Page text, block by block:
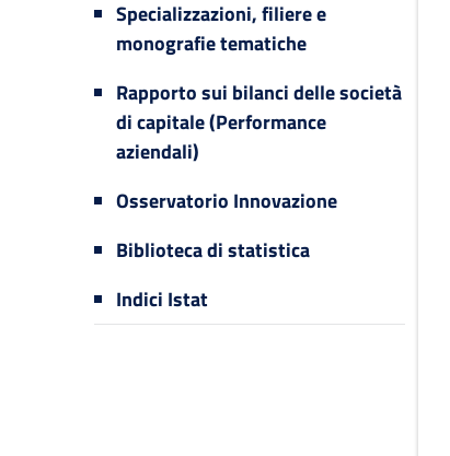
Specializzazioni, filiere e
monografie tematiche
Rapporto sui bilanci delle società
di capitale (Performance
aziendali)
Osservatorio Innovazione
Biblioteca di statistica
Indici Istat